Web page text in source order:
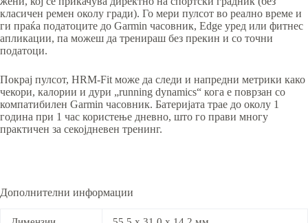
класичен ремен околу гради). Го мери пулсот во реално време и
ги праќа податоците до Garmin часовник, Edge уред или фитнес
апликации, па можеш да тренираш без прекин и со точни
податоци.
Покрај пулсот, HRM-Fit може да следи и напредни метрики како
чекори, калории и дури „running dynamics“ кога е поврзан со
компатибилен Garmin часовник. Батеријата трае до околу 1
година при 1 час користење дневно, што го прави многу
практичен за секојдневен тренинг.
Дополнителни информации